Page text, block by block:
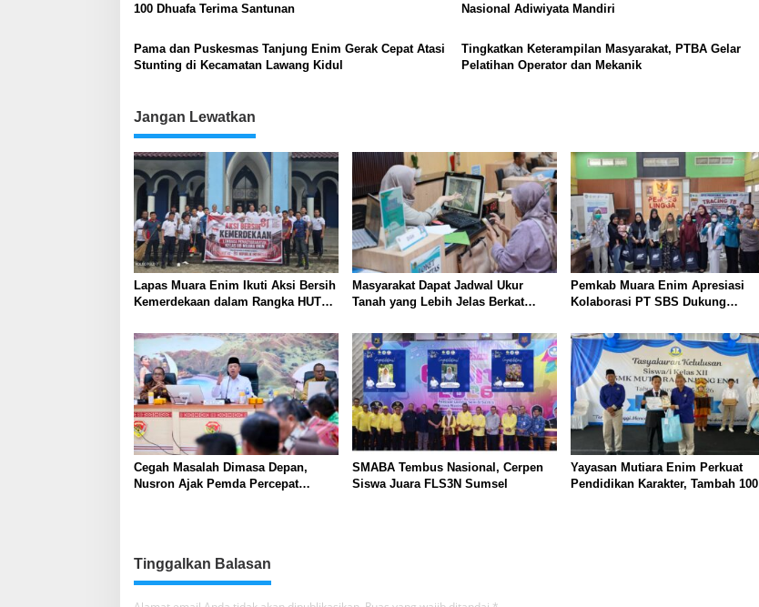
100 Dhuafa Terima Santunan
Nasional Adiwiyata Mandiri
Pama dan Puskesmas Tanjung Enim Gerak Cepat Atasi
Stunting di Kecamatan Lawang Kidul
Tingkatkan Keterampilan Masyarakat, PTBA Gelar
Pelatihan Operator dan Mekanik
Jangan Lewatkan
Lapas Muara Enim Ikuti Aksi Bersih
Kemerdekaan dalam Rangka HUT
Masyarakat Dapat Jadwal Ukur
Tanah yang Lebih Jelas Berkat
Pemkab Muara Enim Apresiasi
Kolaborasi PT SBS Dukung
Tambang
Cegah Masalah Dimasa Depan,
Nusron Ajak Pemda Percepat
SMABA Tembus Nasional, Cerpen
Siswa Juara FLS3N Sumsel
Yayasan Mutiara Enim Perkuat
Pendidikan Karakter, Tambah 100
Tinggalkan Balasan